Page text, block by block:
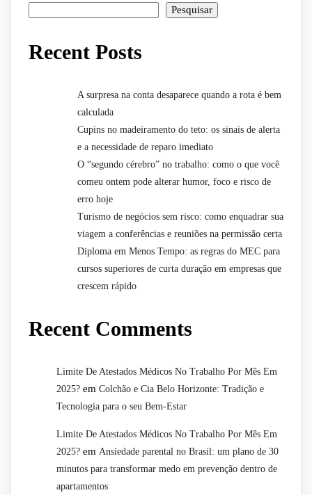
Pesquisar
Recent Posts
A surpresa na conta desaparece quando a rota é bem
calculada
Cupins no madeiramento do teto: os sinais de alerta
e a necessidade de reparo imediato
O “segundo cérebro” no trabalho: como o que você
comeu ontem pode alterar humor, foco e risco de
erro hoje
Turismo de negócios sem risco: como enquadrar sua
viagem a conferências e reuniões na permissão certa
Diploma em Menos Tempo: as regras do MEC para
cursos superiores de curta duração em empresas que
crescem rápido
Recent Comments
Limite De Atestados Médicos No Trabalho Por Mês Em
2025? em Colchão e Cia Belo Horizonte: Tradição e
Tecnologia para o seu Bem-Estar
Limite De Atestados Médicos No Trabalho Por Mês Em
2025? em Ansiedade parental no Brasil: um plano de 30
minutos para transformar medo em prevenção dentro de
apartamentos